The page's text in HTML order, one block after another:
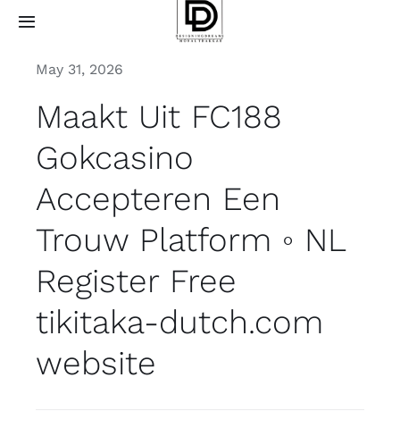
content
Toggle
About
Projects
Services
How it works
May 31, 2026
Maakt Uit FC188
Gokcasino
Accepteren Een
Trouw Platform ◦ NL
Register Free
tikitaka-dutch.com
website